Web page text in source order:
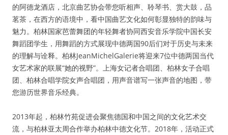
的阿德龙酒店，北京曲艺协会带您听相声、聆琴书、赏大鼓，品
茗茶，在西方的语境中，看中国曲艺文化如何彰显独特的韵味与
魅力。柏林国家芭蕾舞团的年轻舞者协同西安音乐学院中国长安
舞蹈团学生，用舞蹈的方式展现中德两国90后们对于历史与未来
的理解与诠释。柏林JeanMichelGalerie将迎来7位中德两国当代
女艺术家的联展“她的视野”。上海女记者合唱团、柏林女子合唱
团、柏林合唱学院女声合唱团，用声音谱写一张声音的地图，带
您游历世界音乐经典。
2013年起，柏林竹苑促进会聚焦德国和中国之间的文化艺术交
流，与柏林亚太周合作举办柏林中德文化节。2018年，活动正式